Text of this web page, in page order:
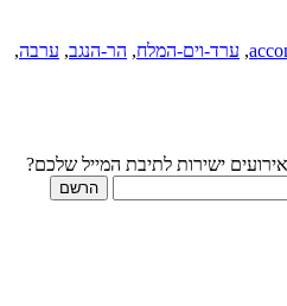
, ערד-וים-המלח, הר-הנגב, ערבה,
ישירות לתיבת המייל שלכם?